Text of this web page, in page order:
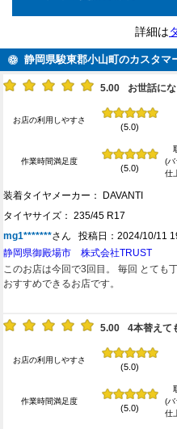
詳細は
静岡県駿東郡小山町のカスタマ
5.00 お世話に
お店の利用しやすさ
(5.0)
作業時間満足度
(5.0)
(バ
仕
装着タイヤメーカー： DAVANTI
タイヤサイズ： 235/45 R17
mg1*******さん 投稿日：2024/10/11
静岡県御殿場市 株式会社TRUST
このお店は今回で3回目。 毎回 とても
おすすめできるお店です。
5.00 4本替えて
お店の利用しやすさ
(5.0)
作業時間満足度
(5.0)
(バ
仕